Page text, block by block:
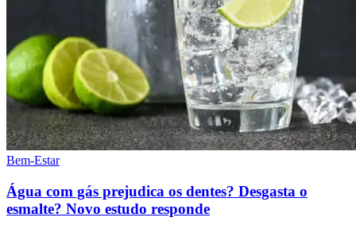
Bem-Estar
Água com gás prejudica os dentes? Desgasta o
esmalte? Novo estudo responde